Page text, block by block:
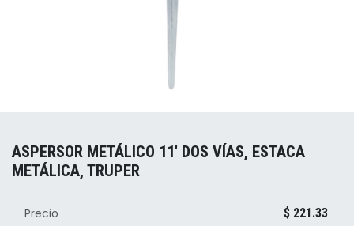
ASPERSOR METÁLICO 11' DOS VÍAS, ESTACA
METÁLICA, TRUPER
Precio $ 221.33